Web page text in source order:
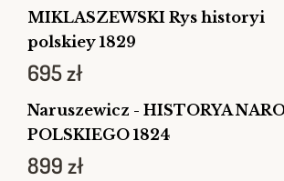
MIKLASZEWSKI Rys historyi
polskiey 1829
695zł
Naruszewicz - HISTORYA
POLSKIEGO 1824
899zł